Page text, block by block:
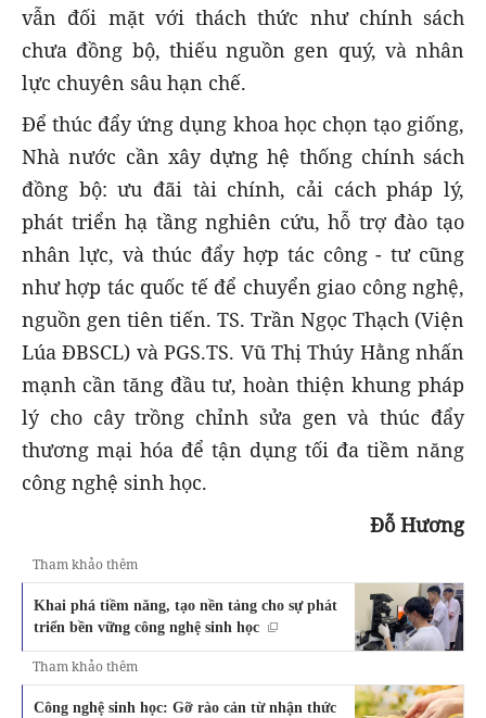
vẫn đối mặt với thách thức như chính sách
chưa đồng bộ, thiếu nguồn gen quý, và nhân
lực chuyên sâu hạn chế.
Để thúc đẩy ứng dụng khoa học chọn tạo giống,
Nhà nước cần xây dựng hệ thống chính sách
đồng bộ: ưu đãi tài chính, cải cách pháp lý,
phát triển hạ tầng nghiên cứu, hỗ trợ đào tạo
nhân lực, và thúc đẩy hợp tác công - tư cũng
như hợp tác quốc tế để chuyển giao công nghệ,
nguồn gen tiên tiến. TS. Trần Ngọc Thạch (Viện
Lúa ĐBSCL) và PGS.TS. Vũ Thị Thúy Hằng nhấn
mạnh cần tăng đầu tư, hoàn thiện khung pháp
lý cho cây trồng chỉnh sửa gen và thúc đẩy
thương mại hóa để tận dụng tối đa tiềm năng
công nghệ sinh học.
Đỗ Hương
Tham khảo thêm
Khai phá tiềm năng, tạo nền tảng cho sự phát
triển bền vững công nghệ sinh học
Tham khảo thêm
Công nghệ sinh học: Gỡ rào cản từ nhận thức